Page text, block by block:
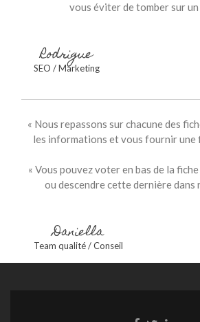
vous éviter de tomber sur un
Rodrigue
SEO / Marketing
« Nous repassons sur chacune des
les informations et vous fournir une
« Vous pouvez voter en bas de la
ou descendre cette dernière dans
Daniella
Team qualité / Conseil